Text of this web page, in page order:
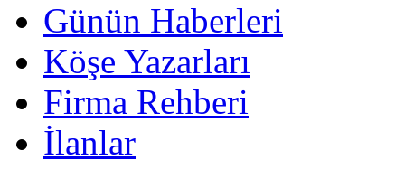
Günün Haberleri
Köşe Yazarları
Firma Rehberi
İlanlar